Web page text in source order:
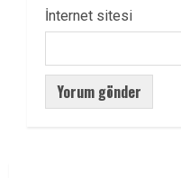
İnternet sitesi